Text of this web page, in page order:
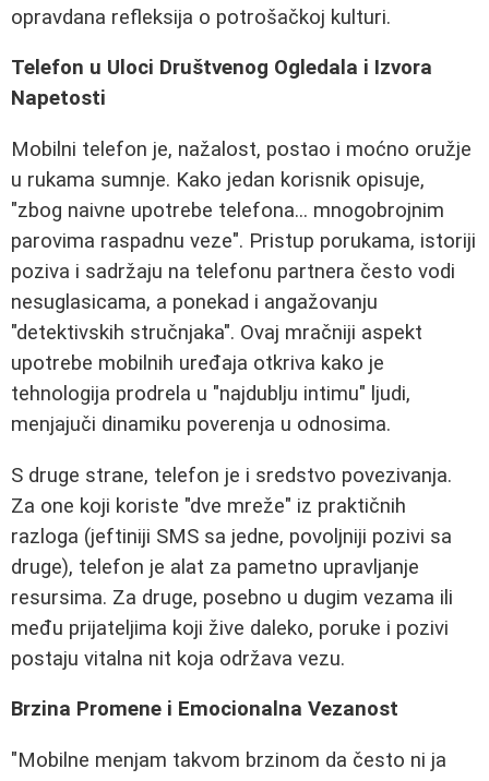
opravdana refleksija o potrošačkoj kulturi.
Telefon u Uloci Društvenog Ogledala i Izvora
Napetosti
Mobilni telefon je, nažalost, postao i moćno oružje
u rukama sumnje. Kako jedan korisnik opisuje,
"zbog naivne upotrebe telefona... mnogobrojnim
parovima raspadnu veze". Pristup porukama, istoriji
poziva i sadržaju na telefonu partnera često vodi
nesuglasicama, a ponekad i angažovanju
"detektivskih stručnjaka". Ovaj mračniji aspekt
upotrebe mobilnih uređaja otkriva kako je
tehnologija prodrela u "najdublju intimu" ljudi,
menjajuči dinamiku poverenja u odnosima.
S druge strane, telefon je i sredstvo povezivanja.
Za one koji koriste "dve mreže" iz praktičnih
razloga (jeftiniji SMS sa jedne, povoljniji pozivi sa
druge), telefon je alat za pametno upravljanje
resursima. Za druge, posebno u dugim vezama ili
među prijateljima koji žive daleko, poruke i pozivi
postaju vitalna nit koja održava vezu.
Brzina Promene i Emocionalna Vezanost
"Mobilne menjam takvom brzinom da često ni ja